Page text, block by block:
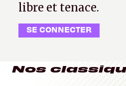
libre et tenace.
SE CONNECTER
Nos